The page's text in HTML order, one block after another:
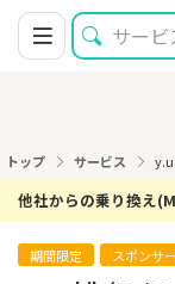
トップ サービス
他社からの乗り換え
期間限定 スポンサ